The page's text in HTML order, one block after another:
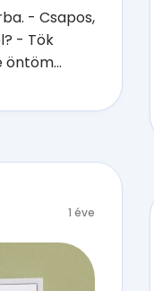
- Csapos,
- Tök
öntöm...
1 éve